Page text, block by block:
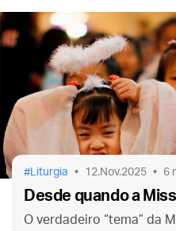
Liturgia 12.Nov.2025 6
Desde quando a
O verdadeiro “tema” da